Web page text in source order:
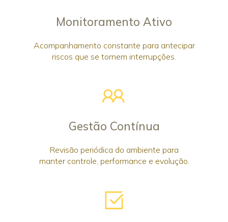
Monitoramento Ativo
Acompanhamento constante para antecipar
riscos que se tornem interrupções.
Gestão Contínua
Revisão periódica do ambiente para
manter controle, performance e evolução.